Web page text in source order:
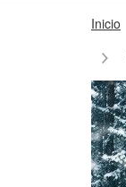
Inicio